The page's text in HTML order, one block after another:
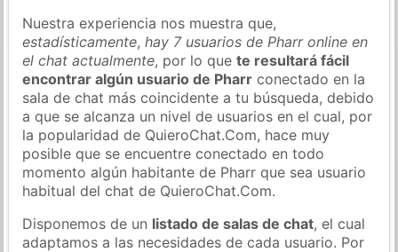
Nuestra experiencia nos muestra que,
estadísticamente,hay 7 usuarios de Pharr online en
el chat actualmente, por lo quete resultará fácil
encontrar algún usuario de Pharr conectado en la
sala de chat más coincidente a tu búsqueda, debido
a que se alcanza un nivel de usuarios en el cual, por
la popularidad de QuieroChat.Com, hace muy
posible que se encuentre conectado en todo
momento algún habitante de Pharr que sea usuario
habitual del chat de QuieroChat.Com.
Disponemos de un listado de salas de chat, el cual
adaptamos a las necesidades de cada usuario. Por